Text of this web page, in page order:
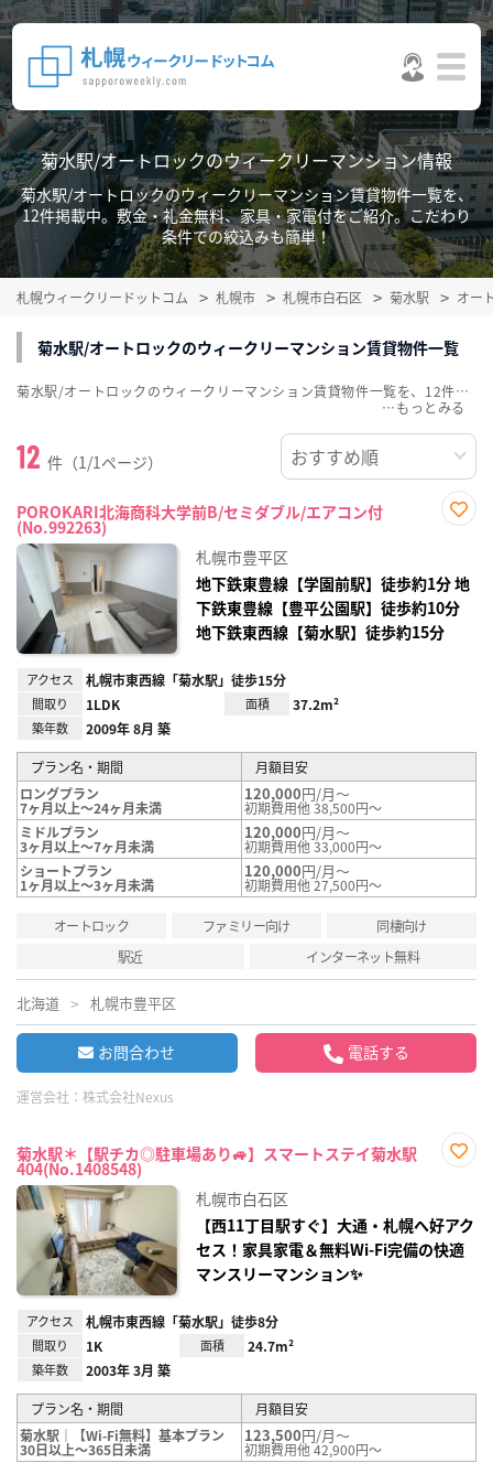
菊水駅/オートロックのウィークリーマンション情報
菊水駅/オートロックのウィークリーマンション賃貸物件一覧を、
12件掲載中。敷金・礼金無料、家具・家電付をご紹介。こだわり
条件での絞込みも簡単！
札幌ウィークリードットコム 札幌市 札幌市白石区 菊水駅 オー
菊水駅/オートロックのウィークリーマンション賃貸物件一覧
12 件（1/1ページ）
POROKARI北海商科大学前B/セミダブル/エアコン付
(No.992263)
録
札幌市豊平区
地下鉄東豊線【学園前駅】徒歩約1分 地
下鉄東豊線【豊平公園駅】徒歩約10分
地下鉄東西線【菊水駅】徒歩約15分
アクセス 札幌市東西線「菊水駅」徒歩15分
間取り 1LDK 面積 37.2m²
築年数 2009年 8月 築
プラン名・期間
月額目安
ロングプラン
7ヶ月以上～24ヶ月未満
120,000円/月～
初期費用他 38,500円～
ミドルプラン
3ヶ月以上～7ヶ月未満
120,000円/月～
初期費用他 33,000円～
ショートプラン
1ヶ月以上～3ヶ月未満
120,000円/月～
初期費用他 27,500円～
オートロック ファミリー向け
同棲向け
駅近
インターネット無料
北海道 札幌市豊平区
お問合わせ 電話する
運営会社： 株式会社Nexus
菊水駅＊【駅チカ◎駐車場あり🚙】スマートステイ菊水駅
404(No.1408548)
録
札幌市白石区
【西11丁目駅すぐ】大通・札幌へ好アク
セス！家具家電＆無料Wi-Fi完備の快適
マンスリーマンション✨
アクセス 札幌市東西線「菊水駅」徒歩8分
間取り 1K 面積 24.7m²
築年数 2003年 3月 築
プラン名・期間
月額目安
菊水駅｜【Wi-Fi無料】基本プラン
30日以上～365日未満
123,500円/月～
初期費用他 42,900円～
菊水駅/オートロックのウィークリーマンション賃貸物件一覧を、12件掲載中。敷金・礼金無料、家具・家電付をご紹介。こだわり条件での絞込みも簡単！
…